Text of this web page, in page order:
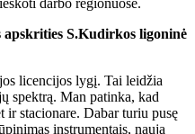
S.Kudirkos ligoninė
licencijos lygį. Tai leidžia
spektrą. Man patinka, kad
stacionare. Dabar turiu pusę
instrumentais, nauja